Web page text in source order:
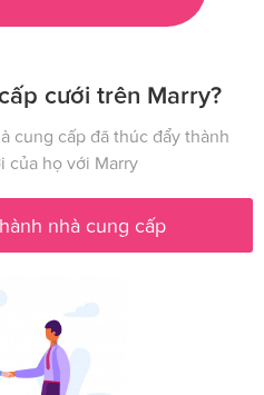
cưới trên Marry?
cung cấp đã thúc đẩy thành
của họ với Marry
nhà cung cấp